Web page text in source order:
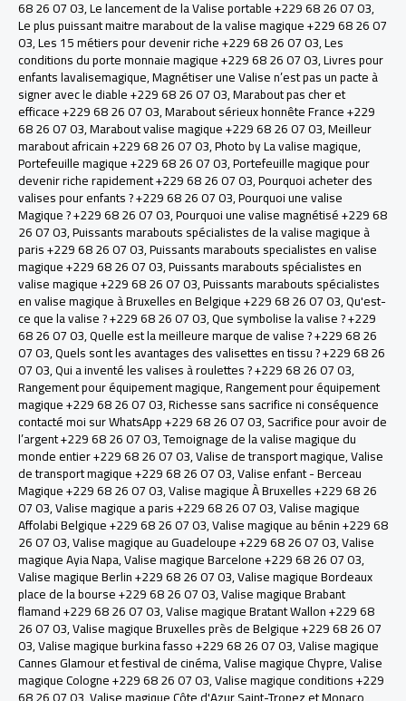
68 26 07 03,Le lancement de la Valise portable +229 68 26 07 03,
Le plus puissant maitre marabout de la valise magique +229 68 26 07
03,Les 15 métiers pour devenir riche +229 68 26 07 03,Les
conditions du porte monnaie magique +229 68 26 07 03,Livres pour
enfants lavalisemagique,Magnétiser une Valise n’est pas un pacte à
signer avec le diable +229 68 26 07 03,Marabout pas cher et
efficace +229 68 26 07 03,Marabout sérieux honnête France +229
68 26 07 03,Marabout valise magique +229 68 26 07 03,Meilleur
marabout africain +229 68 26 07 03,Photo by La valise magique,
Portefeuille magique +229 68 26 07 03,Portefeuille magique pour
devenir riche rapidement +229 68 26 07 03,Pourquoi acheter des
valises pour enfants ? +229 68 26 07 03,Pourquoi une valise
Magique ? +229 68 26 07 03,Pourquoi une valise magnétisé +229 68
26 07 03,Puissants marabouts spécialistes de la valise magique à
paris +229 68 26 07 03,Puissants marabouts specialistes en valise
magique +229 68 26 07 03,Puissants marabouts spécialistes en
valise magique +229 68 26 07 03,Puissants marabouts spécialistes
en valise magique à Bruxelles en Belgique +229 68 26 07 03,Qu'est-
ce que la valise ? +229 68 26 07 03,Que symbolise la valise ? +229
68 26 07 03,Quelle est la meilleure marque de valise ? +229 68 26
07 03,Quels sont les avantages des valisettes en tissu ? +229 68 26
07 03,Qui a inventé les valises à roulettes ? +229 68 26 07 03,
Rangement pour équipement magique,Rangement pour équipement
magique +229 68 26 07 03,Richesse sans sacrifice ni conséquence
contacté moi sur WhatsApp +229 68 26 07 03,Sacrifice pour avoir de
l’argent +229 68 26 07 03,Temoignage de la valise magique du
monde entier +229 68 26 07 03,Valise de transport magique,Valise
de transport magique +229 68 26 07 03,Valise enfant - Berceau
Magique +229 68 26 07 03,Valise magique À Bruxelles +229 68 26
07 03,Valise magique a paris +229 68 26 07 03,Valise magique
Affolabi Belgique +229 68 26 07 03,Valise magique au bénin +229 68
26 07 03,Valise magique au Guadeloupe +229 68 26 07 03,Valise
magique Ayia Napa,Valise magique Barcelone +229 68 26 07 03,
Valise magique Berlin +229 68 26 07 03,Valise magique Bordeaux
place de la bourse +229 68 26 07 03,Valise magique Brabant
flamand +229 68 26 07 03,Valise magique Bratant Wallon +229 68
26 07 03,Valise magique Bruxelles près de Belgique +229 68 26 07
03,Valise magique burkina fasso +229 68 26 07 03,Valise magique
Cannes Glamour et festival de cinéma,Valise magique Chypre,Valise
magique Cologne +229 68 26 07 03,Valise magique conditions +229